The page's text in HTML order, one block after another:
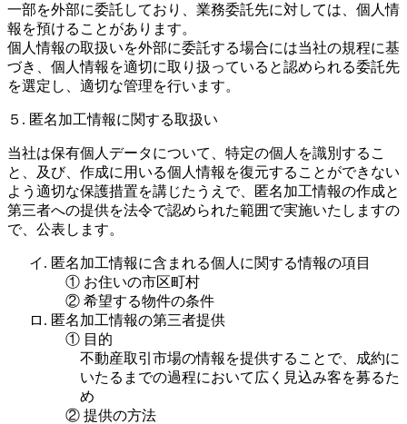
一部を外部に委託しており、業務委託先に対しては、個人情
報を預けることがあります。
個人情報の取扱いを外部に委託する場合には当社の規程に基
づき、個人情報を適切に取り扱っていると認められる委託先
を選定し、適切な管理を行います。
５. 匿名加工情報に関する取扱い
当社は保有個人データについて、特定の個人を識別するこ
と、及び、作成に用いる個人情報を復元することができない
よう適切な保護措置を講じたうえで、匿名加工情報の作成と
第三者への提供を法令で認められた範囲で実施いたしますの
で、公表します。
イ. 匿名加工情報に含まれる個人に関する情報の項目
① お住いの市区町村
② 希望する物件の条件
ロ. 匿名加工情報の第三者提供
① 目的
不動産取引市場の情報を提供することで、成約に
いたるまでの過程において広く見込み客を募るた
め
② 提供の方法